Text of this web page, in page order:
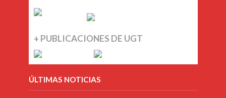
+ PUBLICACIONES DE UGT
ÚLTIMAS NOTICIAS